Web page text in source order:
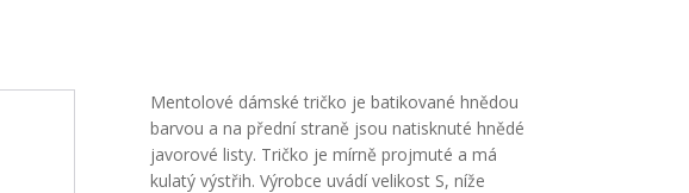
Mentolové dámské tričko je batikované hnědou
barvou a na přední straně jsou natisknuté hnědé
javorové listy. Tričko je mírně projmuté a má
kulatý výstřih. Výrobce uvádí velikost S, níže